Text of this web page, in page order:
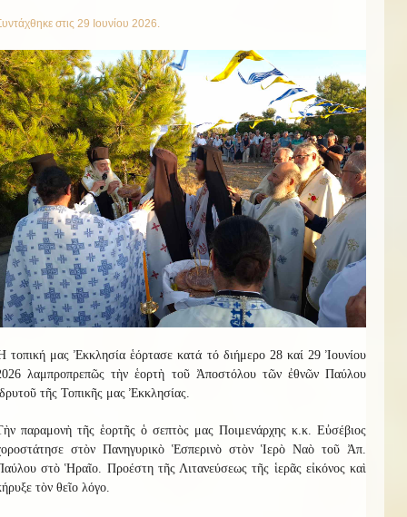
στις 29 Ιουνίου 2026.
τοπική μας Ἐκκλησία ἑόρτασε κατά τό διήμερο 28 καί 29 Ἰουνίου
λαμπροπρεπῶς τὴν ἑορτὴ τοῦ Ἀποστόλου τῶν ἐθνῶν Παύλου
τῆς Τοπικῆς μας Ἐκκλησίας.
παραμονὴ τῆς ἑορτῆς ὁ σεπτὸς μας Ποιμενάρχης κ.κ. Εὐσέβιος
στὸν Πανηγυρικὸ Ἑσπερινὸ στὸν Ἱερὸ Ναὸ τοῦ Ἀπ.
στὸ Ἡραῖο. Προέστη τῆς Λιτανεύσεως τῆς ἱερᾶς εἰκόνος καὶ
τὸν θεῖο λόγο.